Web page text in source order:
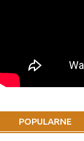
POPULARNE